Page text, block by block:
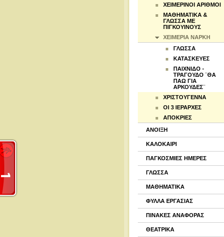
ΧΕΙΜΕΡΙΝΟΙ ΑΡΙΘΜΟΙ
ΜΑΘΗΜΑΤΙΚΑ &
ΓΛΩΣΣΑ ΜΕ
ΠΙΓΚΟΥΙΝΟΥΣ
ΧΕΙΜΕΡΙΑ ΝΑΡΚΗ
ΓΛΩΣΣΑ
ΚΑΤΑΣΚΕΥΕΣ
ΠΑΙΧΝΙΔΟ -
ΤΡΑΓΟΥΔΟ ¨ΘΑ
ΠΑΩ ΓΙΑ
ΑΡΚΟΥΔΕΣ¨
ΧΡΙΣΤΟΥΓΕΝΝΑ
ΟΙ 3 ΙΕΡΑΡΧΕΣ
ΑΠΟΚΡΙΕΣ
ΑΝΟΙΞΗ
ΚΑΛΟΚΑΙΡΙ
ΠΑΓΚΟΣΜΙΕΣ ΗΜΕΡΕΣ
ΓΛΩΣΣΑ
ΜΑΘΗΜΑΤΙΚΑ
ΦΥΛΛΑ ΕΡΓΑΣΙΑΣ
ΠΙΝΑΚΕΣ ΑΝΑΦΟΡΑΣ
ΘΕΑΤΡΙΚΑ